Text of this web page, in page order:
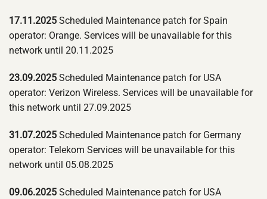
17.11.2025 Scheduled Maintenance patch for Spain
operator: Orange. Services will be unavailable for this
network until 20.11.2025
23.09.2025 Scheduled Maintenance patch for USA
operator: Verizon Wireless. Services will be unavailable for
this network until 27.09.2025
31.07.2025 Scheduled Maintenance patch for Germany
operator: Telekom Services will be unavailable for this
network until 05.08.2025
09.06.2025 Scheduled Maintenance patch for USA